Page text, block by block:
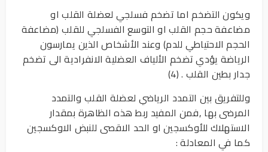
ويكون التضخم اما تضخم فسلجي لعضلة القلب او
مضاعفة حجم القلب او التوسع الفسلجي للقلب (مضاعفة
الحجم الاحتياطي للدم) وعند الأشخاص الذين يمارسون
الرياضة يؤدي تضخم الألياف العضلية الانفرادية الى تضخم
جدار بطين القلب . (4)
وللتفريق بين التمدد الرياضي لعضلة القلب والتمدد
المرضى بها ,فمن المفيد ربط هذه الظاهرة بمقدار
الاستهلاك للأوكسجين او الحد الاقصى للنبض الاوكسجين
كما في المعادلة :